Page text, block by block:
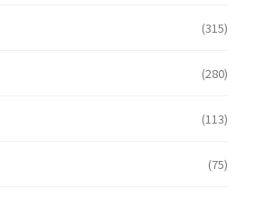
(315)
(280)
(113)
(75)